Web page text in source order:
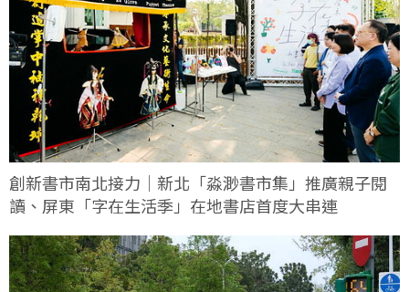
創新書市南北接力｜新北「淼渺書市集」推廣親子閱
讀、屏東「字在生活季」在地書店首度大串連